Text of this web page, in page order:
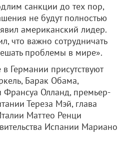
санкции до тех пор,
не будут полностью
американский лидер.
что важно сотрудничать
проблемы в мире».
Германии присутствуют
Барак Обама,
Франсуа Олланд, премьер-
Тереза Мэй, глава
Маттео Ренци
Испании Мариано